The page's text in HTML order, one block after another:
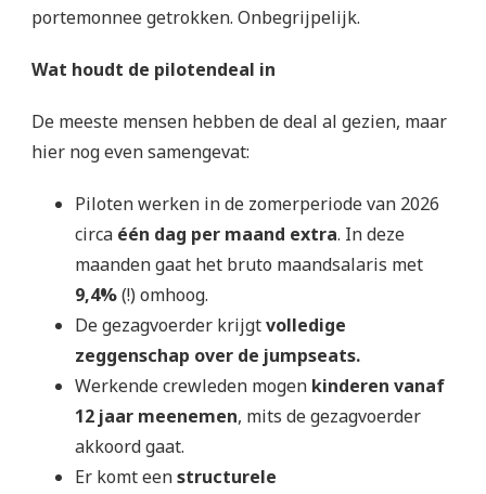
portemonnee getrokken. Onbegrijpelijk.
Wat houdt de pilotendeal in
De meeste mensen hebben de deal al gezien, maar
hier nog even samengevat:
Piloten werken in de zomerperiode van 2026
circa één dag per maand extra. In deze
maanden gaat het bruto maandsalaris met
9,4%(!) omhoog.
De gezagvoerder krijgtvolledige
zeggenschap over de jumpseats.
Werkende crewleden mogen kinderen vanaf
12 jaar meenemen, mits de gezagvoerder
akkoord gaat.
Er komt eenstructurele